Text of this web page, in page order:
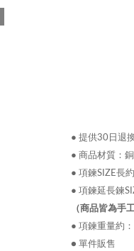
● 提供30日退
● 商品材質：
● 項鍊SIZE長約
● 項鍊延長鍊
（商品皆為手
● 項鍊重量約
● 單件販售